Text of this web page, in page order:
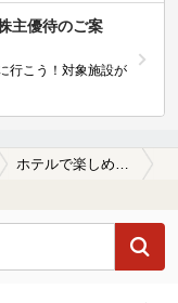
主優待のご案
行こう！対象施設が
ホテルで楽しめる宇城市の温泉、日帰り温泉、スーパー銭湯おすすめ